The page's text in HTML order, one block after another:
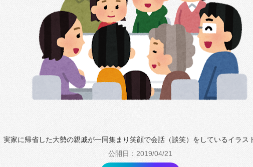
実家に帰省した大勢の親戚が一同集まり笑顔で会話（談笑）をしているイラス
公開日：2019/04/21